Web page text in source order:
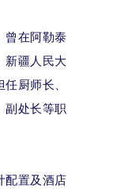
曾在阿勒泰
新疆人民大
厨师长、
副处长等职
配置及酒店